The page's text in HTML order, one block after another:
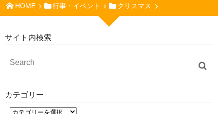
HOME 行事・イベント クリスマス
サイト内検索
カテゴリー